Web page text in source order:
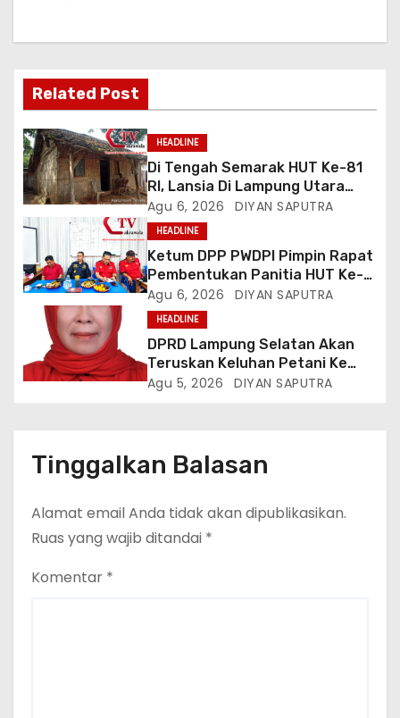
Related Post
HEADLINE
Di Tengah Semarak HUT Ke-81
RI, Lansia Di Lampung Utara
Hidup Memprihatinkan
Agu 6, 2026 DIYAN SAPUTRA
HEADLINE
Ketum DPP PWDPI Pimpin Rapat
Pembentukan Panitia HUT Ke-4,
Berikut Susunan Dan Rangkaian
Kegiatannya
Agu 6, 2026 DIYAN SAPUTRA
HEADLINE
DPRD Lampung Selatan Akan
Teruskan Keluhan Petani Ke
Dinas Terkait, Minta Audit
Agu 5, 2026 DIYAN SAPUTRA
Tinggalkan Balasan
Alamat email Anda tidak akan dipublikasikan.
Ruas yang wajib ditandai *
Komentar *